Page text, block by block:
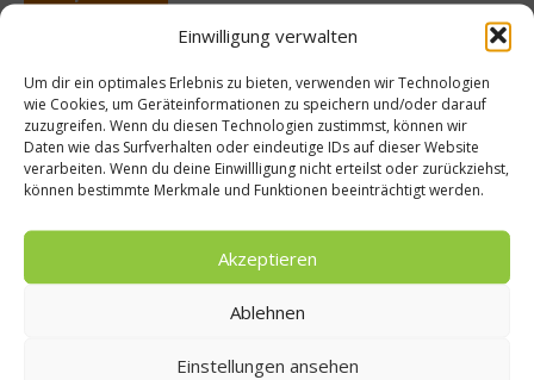
Einwilligung verwalten
Um dir ein optimales Erlebnis zu bieten, verwenden wir Technologien
wie Cookies, um Geräteinformationen zu speichern und/oder darauf
zuzugreifen. Wenn du diesen Technologien zustimmst, können wir
Daten wie das Surfverhalten oder eindeutige IDs auf dieser Website
verarbeiten. Wenn du deine Einwillligung nicht erteilst oder zurückziehst,
können bestimmte Merkmale und Funktionen beeinträchtigt werden.
Akzeptieren
Ablehnen
Einstellungen ansehen
2013 – Die
Italiens
2012
Was isst
Hot Dog –
19.
Was isst Deutschland